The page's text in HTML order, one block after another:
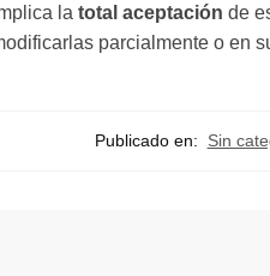
la total aceptación de
parcialmente o en
Publicado en: Sin